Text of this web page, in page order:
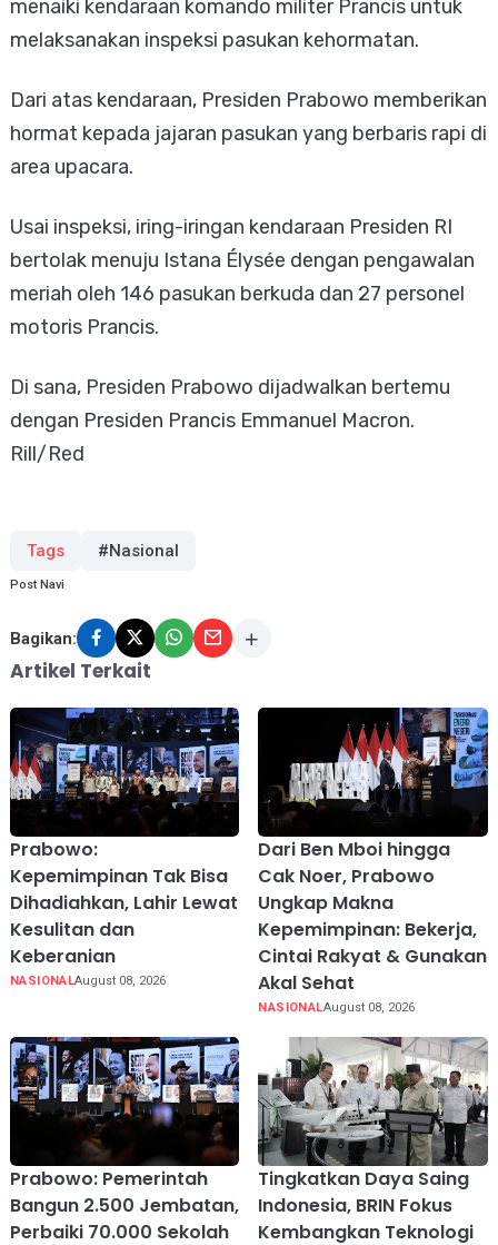
menaiki kendaraan komando militer Prancis untuk
melaksanakan inspeksi pasukan kehormatan.
Dari atas kendaraan, Presiden Prabowo memberikan
hormat kepada jajaran pasukan yang berbaris rapi di
area upacara.
Usai inspeksi, iring-iringan kendaraan Presiden RI
bertolak menuju Istana Élysée dengan pengawalan
meriah oleh 146 pasukan berkuda dan 27 personel
motoris Prancis.
Di sana, Presiden Prabowo dijadwalkan bertemu
dengan Presiden Prancis Emmanuel Macron.
Rill/Red
Tags #Nasional
Post Navi
Bagikan:
Artikel Terkait
Prabowo:
Kepemimpinan Tak Bisa
Dihadiahkan, Lahir Lewat
Kesulitan dan
Keberanian
NASIONALAugust 08, 2026
Dari Ben Mboi hingga
Cak Noer, Prabowo
Ungkap Makna
Kepemimpinan: Bekerja,
Cintai Rakyat & Gunakan
Akal Sehat
NASIONALAugust 08, 2026
Prabowo: Pemerintah
Bangun 2.500 Jembatan,
Perbaiki 70.000 Sekolah
Tingkatkan Daya Saing
Indonesia, BRIN Fokus
Kembangkan Teknologi